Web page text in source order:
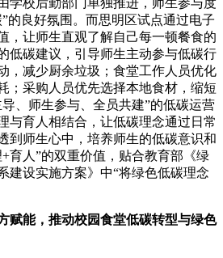
的良好氛围。而思明区试点通过电子
，让师生直观了解自己每一顿餐食的
低碳建议，引导师生主动参与低碳行
减少厨余垃圾；食堂工作人员优化
；采购人员优先选择本地食材，缩短
、师生参与、全员共建”的低碳运营
与育人相结合，让低碳理念通过日常
到师生心中，培养师生的低碳意识和
育人”的双重价值，贴合教育部《绿
建设实施方案》中“将绿色低碳理念
赋能，推动校园食堂低碳转型与绿色